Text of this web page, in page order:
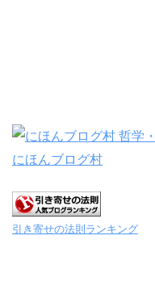
にほんブログ村
引き寄せの法則ランキング